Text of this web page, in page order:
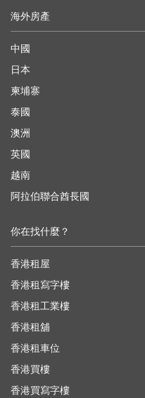
海外房產
中國
日本
柬埔寨
泰國
澳洲
英國
越南
阿拉伯聯合酋長國
你在找什麼？
香港租屋
香港租寫字樓
香港租工業樓
香港租舖
香港租車位
香港買樓
香港買寫字樓